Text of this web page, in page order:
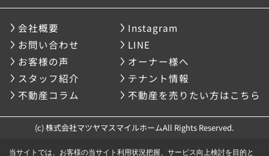
会社概要
Instagram
お問い合わせ
LINE
お客様の声
オーナー様へ
スタッフ紹介
テナント情報
不動産コラム
不動産を売りたい方はこちら
(c) 株式会社マツヤマスマイルホームAll Rights Reserved.
当サイトでは、お客様の当サイト利用状況把握、サービス向上検討を目的と